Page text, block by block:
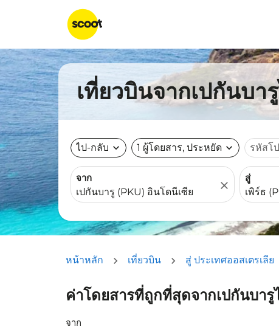
เที่ยวบินจากเปกันบา
ไป-กลับ expand_more 1 ผู้โดยสาร, ประหยัด expand_more รหัสโ
จาก
close
สู่
หน้าหลัก เที่ยวบิน สู่ ประเทศออสเตรเลีย
ค่าโดยสารที่ถูกที่สุดจากเปกันบารู
จาก
ลองอัปเดตเส้นทางของคุณ (ต้นทางและ/หรือปลาย